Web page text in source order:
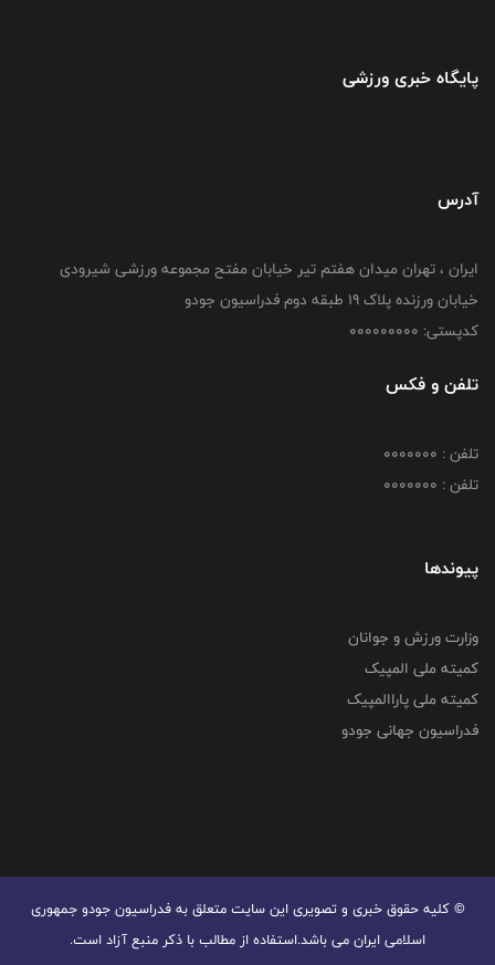
پایگاه خبری ورزشی
آدرس
ایران ، تهران میدان هفتم تیر خیابان مفتح مجموعه ورزشی شیرودی
خیابان ورزنده پلاک ۱۹ طبقه دوم فدراسیون جودو
کدپستی: 000000000
تلفن و فکس
تلفن : 0000000
تلفن : 0000000
پیوندها
وزارت ورزش و جوانان
کمیته ملی المپیک
کمیته ملی پاراالمپیک
فدراسیون جهانی جودو
© کليه حقوق خبری و تصويری اين سايت متعلق به فدراسیون جودو جمهوری
اسلامی ایران می باشد.استفاده از مطالب با ذكر منبع آزاد است.